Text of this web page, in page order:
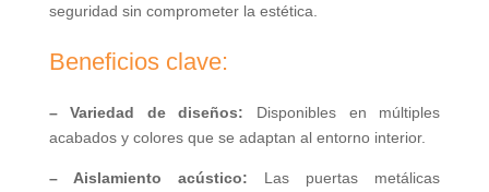
seguridad sin comprometer la estética.
Beneficios clave:
– Variedad de diseños: Disponibles en múltiples
acabados y colores que se adaptan al entorno interior.
– Aislamiento acústico: Las puertas metálicas